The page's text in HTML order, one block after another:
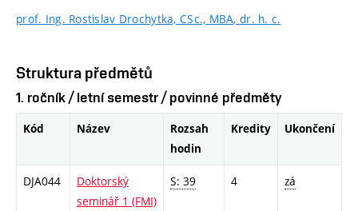
prof. Ing. Rostislav Drochytka, CSc., MBA, dr. h. c.
Struktura předmětů
1. ročník / letní semestr / povinné předměty
Kód Název
Rozsah
hodin
Kredity Ukončení
DJA044
Doktorský
seminář 1 (FMI)
S: 39 4 zá